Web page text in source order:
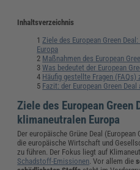
Inhaltsverzeichnis
Ziele des European Green
Europa
Maßnahmen des European
Was bedeutet der European
Häufig gestellte Fragen (FAQs)
Fazit: der European Green
Ziele des European Green
klimaneutralen Europa
Der europäische Grüne Deal
die europäische Wirtschaft und
zu führen. Der Fokus liegt auf
Schadstoff-Emissionen. Vor allem die